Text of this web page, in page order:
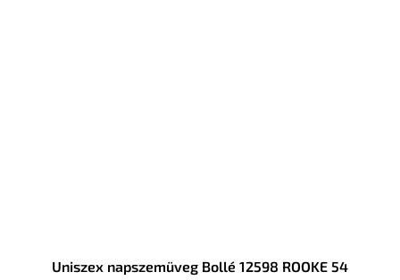
Uniszex napszemüveg Bollé 12598 ROOKE 54